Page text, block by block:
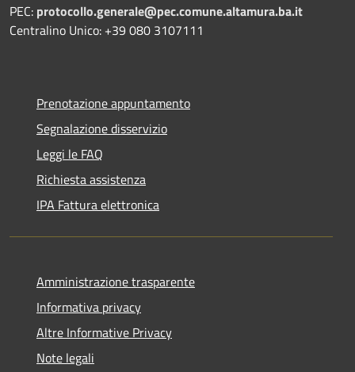
PEC: protocollo.generale@pec.comune.altamura.ba.it
Centralino Unico: +39 080 3107111
Prenotazione appuntamento
Segnalazione disservizio
Leggi le FAQ
Richiesta assistenza
IPA Fattura elettronica
Amministrazione trasparente
Informativa privacy
Altre Informative Privacy
Note legali